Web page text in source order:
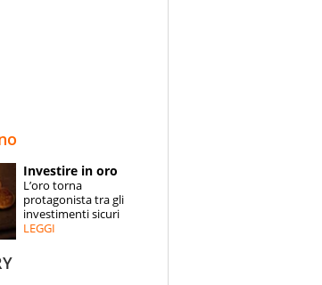
ESPERTI
CONTATTI
Investire in oro
L’oro torna
protagonista tra gli
investimenti sicuri
LEGGI